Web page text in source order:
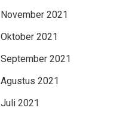
November 2021
Oktober 2021
September 2021
Agustus 2021
Juli 2021